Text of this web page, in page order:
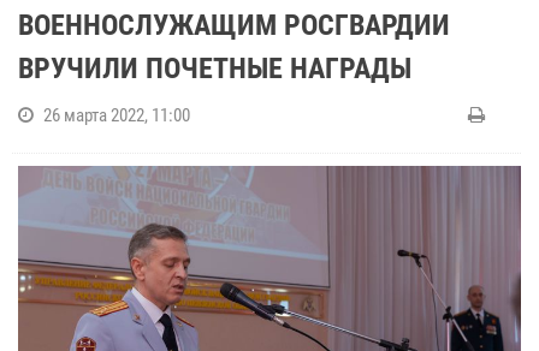
ВОЕННОСЛУЖАЩИМ РОСГВАРДИИ
ВРУЧИЛИ ПОЧЕТНЫЕ НАГРАДЫ
26 марта 2022, 11:00